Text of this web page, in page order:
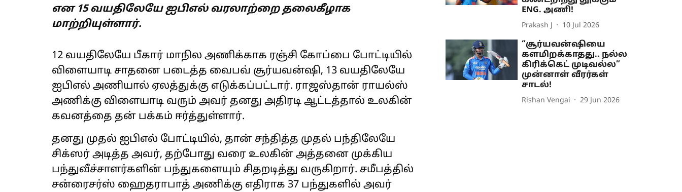
என 15 வயதிலேயே ஐபிஎல் வரலாற்றை தலைகீழாக
மாற்றியுள்ளார்.
12 வயதிலேயே பீகார் மாநில அணிக்காக ரஞ்சி கோப்பை போட்டியில்
விளையாடி சாதனை படைத்த வைபவ் சூர்யவன்ஷி, 13 வயதிலேயே
ஐபிஎல் அணியால் ஏலத்துக்கு எடுக்கப்பட்டார். ராஜஸ்தான் ராயல்ஸ்
அணிக்கு விளையாடி வரும் அவர் தனது அதிரடி ஆட்டத்தால் உலகின்
கவனத்தை தன் பக்கம் ஈர்த்துள்ளார்.
தனது முதல் ஐபிஎல் போட்டியில், தான் சந்தித்த முதல் பந்திலேயே
சிக்ஸர் அடித்த அவர், தற்போது வரை உலகின் அத்தனை முக்கிய
பந்துவீச்சாளர்களின் பந்துகளையும் சிதறடித்து வருகிறார். சமீபத்தில்
சன்ரைசர்ஸ் ஹைதராபாத் அணிக்கு எதிராக 37 பந்துகளில் அவர்
ENG. அணி!
Prakash J 10 Jul 2026
“சூர்யவன்ஷியை
களமிறக்காதது.. நல்ல
கிரிக்கெட் முடிவல்ல”
முன்னாள் வீரர்கள்
சாடல்!
Rishan Vengai 29 Jun 2026